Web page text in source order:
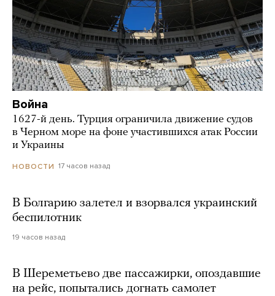
Война
1627-й день. Турция ограничила движение судов
в Черном море на фоне участившихся атак России
и Украины
НОВОСТИ 17 часов назад
В Болгарию залетел и взорвался украинский
беспилотник
19 часов назад
В Шереметьево две пассажирки, опоздавшие
на рейс, попытались догнать самолет